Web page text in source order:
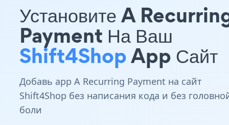
Установите A
Payment На Ваш
Shift4ShopApp Сайт
Добавь app A Recurring Payment на сайт
Shift4Shop без написания кода и без
боли